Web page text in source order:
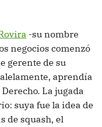
-su nombre
negocios comenzó
gerente de su
aprendía
La jugada
suya fue la idea de
de squash, el